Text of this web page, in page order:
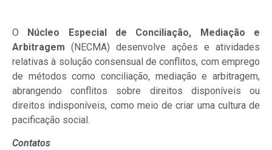
O Núcleo Especial de Conciliação, Mediação e
Arbitragem (NECMA) desenvolve ações e atividades
relativas à solução consensual de conflitos, com emprego
de métodos como conciliação, mediação e arbitragem,
abrangendo conflitos sobre direitos disponíveis ou
direitos indisponíveis, como meio de criar uma cultura de
pacificação social.
Contatos